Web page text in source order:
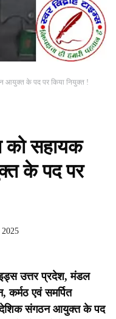
आयुक्त के पद पर किया नियुक्त !
को सहायक
के पद पर
उत्तर प्रदेश, मंडल
कर्मठ एवं समर्पित
संगठन आयुक्त के पद